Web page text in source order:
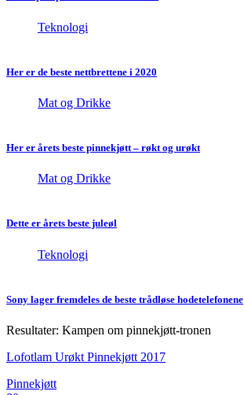
Teknologi
Her er de beste nettbrettene i 2020
Mat og Drikke
Her er årets beste pinnekjøtt – røkt og urøkt
Mat og Drikke
Dette er årets beste juleøl
Teknologi
Sony lager fremdeles de beste trådløse hodetelefonene
Resultater: Kampen om pinnekjøtt-tronen
Lofotlam Urøkt Pinnekjøtt 2017
Pinnekjøtt